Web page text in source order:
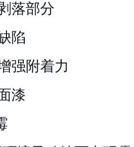
落部分
陷
强附着力
漆